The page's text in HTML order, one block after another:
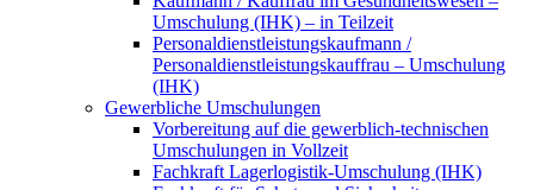
Umschulung (IHK) – in Teilzeit
Personaldienstleistungskaufmann /
Personaldienstleistungskauffrau – Umschulung
(IHK)
Gewerbliche Umschulungen
Vorbereitung auf die gewerblich-technischen
Umschulungen in Vollzeit
Fachkraft Lagerlogistik-Umschulung (IHK)